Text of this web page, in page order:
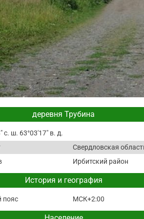
деревня Трубина
с. ш. 63°03′17″ в. д.
Свердловская
Ирбитский район
История и география
пояс МСК+2:00